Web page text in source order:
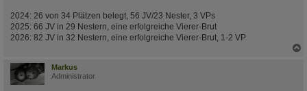
2024: 26 von 34 Plätzen belegt, 56 JV/23 Nester, 3 VPs
2025: 66 JV in 29 Nestern, eine erfolgreiche Vierer-Brut
2026: 82 JV in 32 Nestern, eine erfolgreiche Vierer-Brut, 1-2 VP
Markus
Administrator